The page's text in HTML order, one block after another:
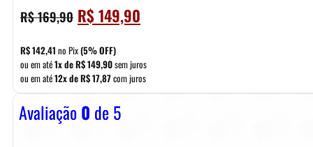
R$169,90 O
preço
original
era:
R$ 169,90.
R$149,90
preço
é:
R$ 149,90.
R$142,41 no Pix(5% OFF)
ou em até1x deR$149,90sem juros
ou em até12x deR$17,87com juros
Avaliação0 de 5